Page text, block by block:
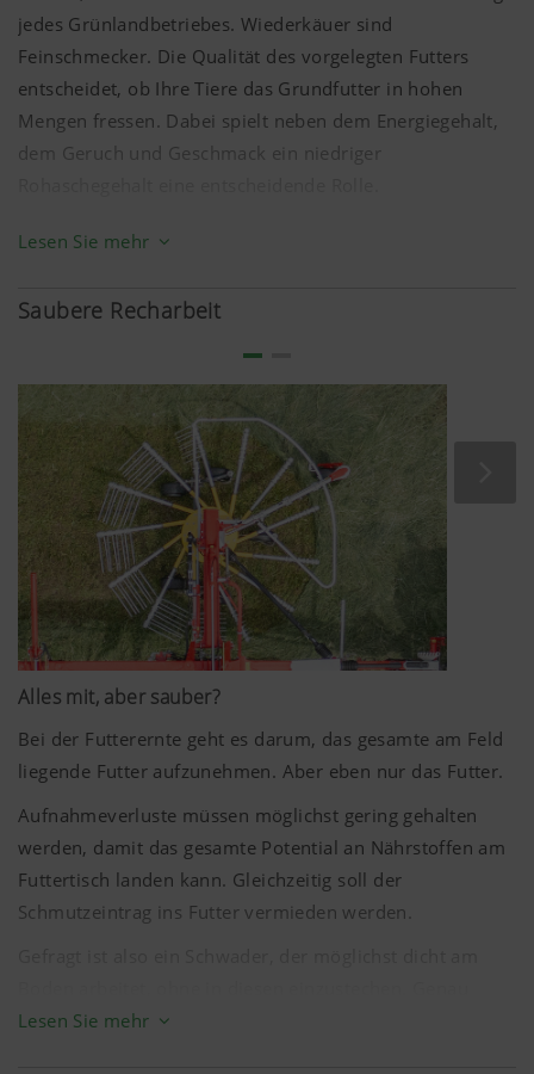
jedes Grünlandbetriebes. Wiederkäuer sind
Feinschmecker. Die Qualität des vorgelegten Futters
entscheidet, ob Ihre Tiere das Grundfutter in hohen
Mengen fressen. Dabei spielt neben dem Energiegehalt,
dem Geruch und Geschmack ein niedriger
Sauberes, energiereiches Grundfutter wird gerne
und andererseits zu höherer Tiergesundheit.
Pflanzenbestandes. Den hier entstehenden Mengen- und
Qualitätsertrag gilt es entlang der gesamten Erntekette zu
erhalten.
Wir von PÖTTINGER geben Ihnen deshalb ein Werkzeug
in die Hand, mit dem Sie Ihr Futter sauber und verlustfrei
für die Ernte vorbereiten können: die TOP
Kreiselschwader.
Lesen Sie mehr
Saubere Recharbeit
Alles mit, aber sauber?
Bei der Futterernte geht es darum, das gesamte am Feld
liegende Futter aufzunehmen. Aber eben nur das Futter.
Aufnahmeverluste müssen möglichst gering gehalten
werden, damit das gesamte Potential an Nährstoffen am
Futtertisch landen kann. Gleichzeitig soll der
Schmutzeintrag ins Futter vermieden werden.
diesem Anspruch werden unsere TOP Schwadkreisel
Lesen Sie mehr